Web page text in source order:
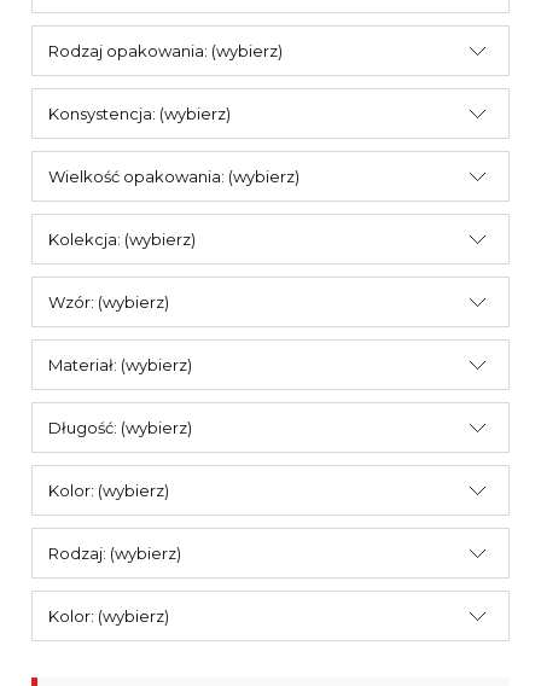
Rodzaj opakowania: (wybierz)
Konsystencja: (wybierz)
Wielkość opakowania: (wybierz)
Kolekcja: (wybierz)
Wzór: (wybierz)
Materiał: (wybierz)
Długość: (wybierz)
Kolor: (wybierz)
Rodzaj: (wybierz)
Kolor: (wybierz)